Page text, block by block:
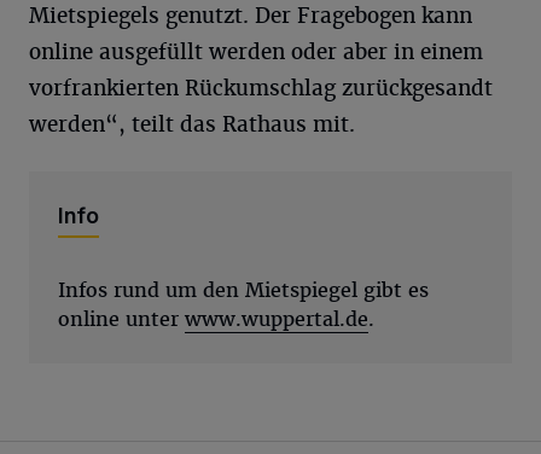
Mietspiegels genutzt. Der Fragebogen kann
online ausgefüllt werden oder aber in einem
vorfrankierten Rückumschlag zurückgesandt
werden“, teilt das Rathaus mit.
Info
Infos rund um den Mietspiegel gibt es
online unter www.wuppertal.de.